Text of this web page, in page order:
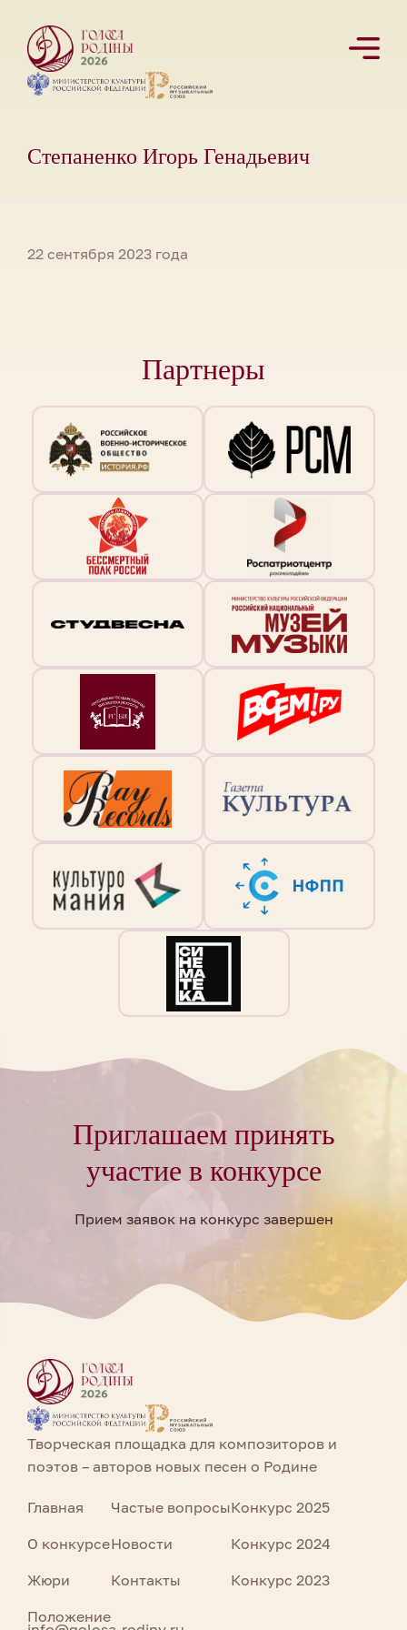
Степаненко Игорь Генадьевич
22 сентября 2023 года
Партнеры
Приглашаем принять
участие в конкурсе
Прием заявок на конкурс завершен
Творческая площадка для композиторов и
поэтов – авторов новых песен о Родине
Главная
О конкурсе
Жюри
Положение
Частые вопросы
Новости
Контакты
Конкурс 2025
Конкурс 2024
Конкурс 2023